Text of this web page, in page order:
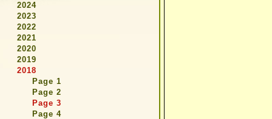
2024
2023
2022
2021
2020
2019
2018
Page 1
Page 2
Page 3
Page 4